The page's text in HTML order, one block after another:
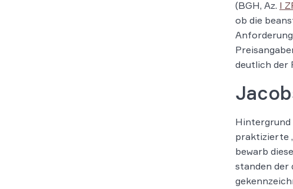
(BGH, Az. I
ob die
deutlich der
Hintergrund
praktizierte
bewarb
standen der